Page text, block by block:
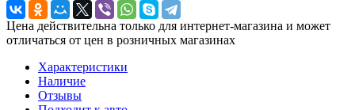
Цена действительна только для интернет-магазина и может
отличаться от цен в розничных магазинах
Характеристики
Наличие
Отзывы